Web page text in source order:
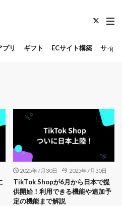
リ ギフト ECサイト構築 サイト
2025年7月30日 2025年7月30日
TikTok Shopが6月から日本で提
供開始！利用できる機能や追加予
定の機能まで解説